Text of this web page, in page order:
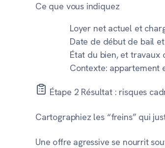
Ce que vous indiquez
Loyer net actuel et
Date de début de bail
État du bien, et travaux
Contexte: appartement
Étape 2 Résultat : risques
Cartographiez les “freins” qui
Une offre agressive se nourrit